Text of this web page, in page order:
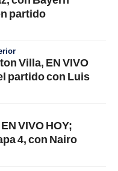
partido
Villa, EN VIVO
partido con Luis
VIVO HOY;
4, con Nairo